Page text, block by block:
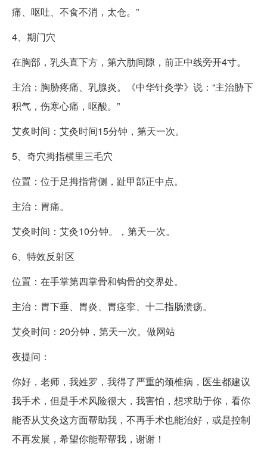
痛、呕吐、不食不消，太仓。”
4、期门穴
在胸部，乳头直下方，第六肋间隙，前正中线旁开4寸。
主治：胸胁疼痛、乳腺炎。《中华针灸学》说：“主治胁下
积气，伤寒心痛，呕酸。”
艾炙时间：艾灸时间15分钟，第天一次。
5、奇穴拇指横里三毛穴
位置：位于足拇指背侧，趾甲部正中点。
主治：胃痛。
艾灸时间：艾灸10分钟。，第天一次。
6、特效反射区
位置：在手掌第四掌骨和钩骨的交界处。
主治：胃下垂、胃炎、胃痉挛、十二指肠溃疡。
艾灸时间：20分钟，第天一次。做网站
夜提问：
你好，老师，我姓罗，我得了严重的颈椎病，医生都建议
我手术，但是手术风险很大，我害怕，想求助于你，看你
能否从艾灸这方面帮助我，不再手术也能治好，或是控制
不再发展，希望你能帮帮我，谢谢！